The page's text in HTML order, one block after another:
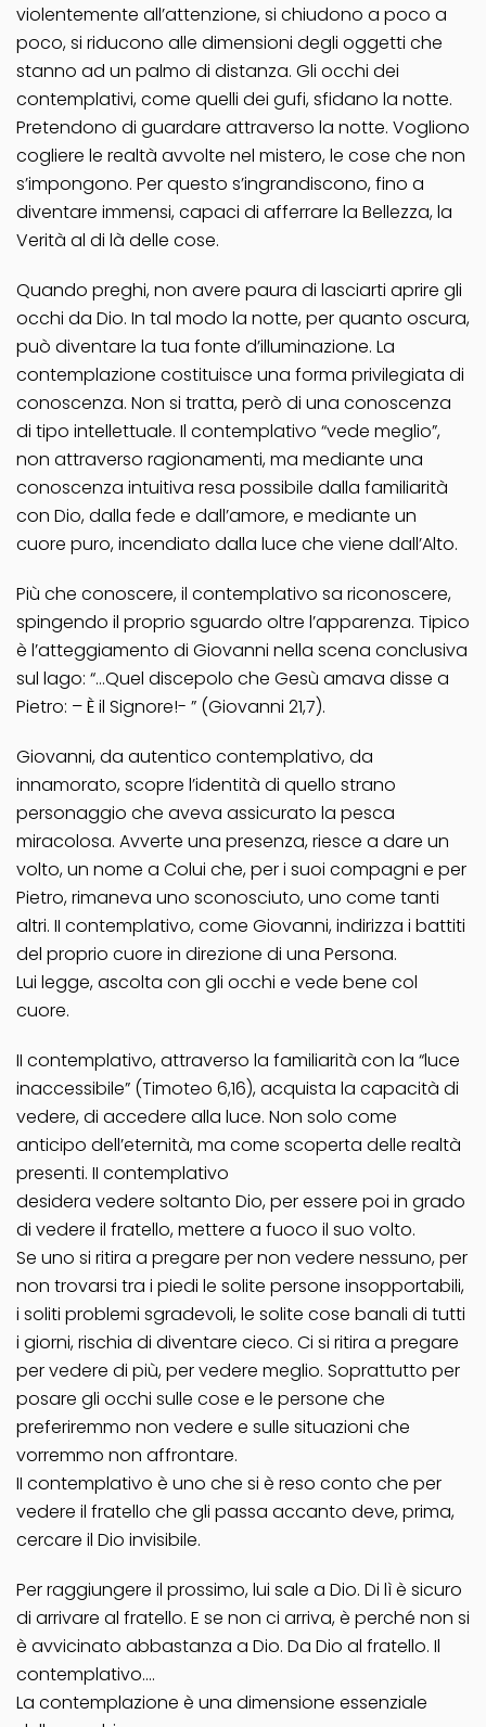
violentemente all’attenzione, si chiudono a poco a
poco, si riducono alle dimensioni degli oggetti che
stanno ad un palmo di distanza. Gli occhi dei
contemplativi, come quelli dei gufi, sfidano la notte.
Pretendono di guardare attraverso la notte. Vogliono
cogliere le realtà avvolte nel mistero, le cose che non
s’impongono. Per questo s’ingrandiscono, fino a
diventare immensi, capaci di afferrare la Bellezza, la
Verità al di là delle cose.
Quando preghi, non avere paura di lasciarti aprire gli
occhi da Dio. In tal modo la notte, per quanto oscura,
può diventare la tua fonte d’illuminazione. La
contemplazione costituisce una forma privilegiata di
conoscenza. Non si tratta, però di una conoscenza
di tipo intellettuale. Il contemplativo “vede meglio”,
non attraverso ragionamenti, ma mediante una
conoscenza intuitiva resa possibile dalla familiarità
con Dio, dalla fede e dall’amore, e mediante un
cuore puro, incendiato dalla luce che viene dall’Alto.
Più che conoscere, il contemplativo sa riconoscere,
spingendo il proprio sguardo oltre l’apparenza. Tipico
è l’atteggiamento di Giovanni nella scena conclusiva
sul lago: “…Quel discepolo che Gesù amava disse a
Pietro: – È il Signore!- ” (Giovanni 21,7).
Giovanni, da autentico contemplativo, da
innamorato, scopre l’identità di quello strano
personaggio che aveva assicurato la pesca
miracolosa. Avverte una presenza, riesce a dare un
volto, un nome a Colui che, per i suoi compagni e per
Pietro, rimaneva uno sconosciuto, uno come tanti
altri. II contemplativo, come Giovanni, indirizza i battiti
del proprio cuore in direzione di una Persona.
Lui legge, ascolta con gli occhi e vede bene col
cuore.
II contemplativo, attraverso la familiarità con la “luce
inaccessibile” (Timoteo 6,16), acquista la capacità di
vedere, di accedere alla luce. Non solo come
anticipo dell’eternità, ma come scoperta delle realtà
presenti. II contemplativo
desidera vedere soltanto Dio, per essere poi in grado
di vedere il fratello, mettere a fuoco il suo volto.
Se uno si ritira a pregare per non vedere nessuno, per
non trovarsi tra i piedi le solite persone insopportabili,
i soliti problemi sgradevoli, le solite cose banali di tutti
i giorni, rischia di diventare cieco. Ci si ritira a pregare
per vedere di più, per vedere meglio. Soprattutto per
posare gli occhi sulle cose e le persone che
preferiremmo non vedere e sulle situazioni che
vorremmo non affrontare.
II contemplativo è uno che si è reso conto che per
vedere il fratello che gli passa accanto deve, prima,
cercare il Dio invisibile.
Per raggiungere il prossimo, lui sale a Dio. Di lì è sicuro
di arrivare al fratello. E se non ci arriva, è perché non si
è avvicinato abbastanza a Dio. Da Dio al fratello. Il
contemplativo….
La contemplazione è una dimensione essenziale